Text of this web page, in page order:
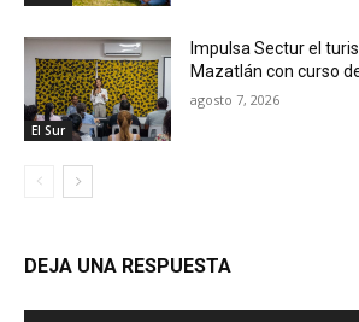
El Sur
Impulsa Sectur el
Mazatlán con curso
agosto 7, 2026
DEJA UNA RESPUESTA